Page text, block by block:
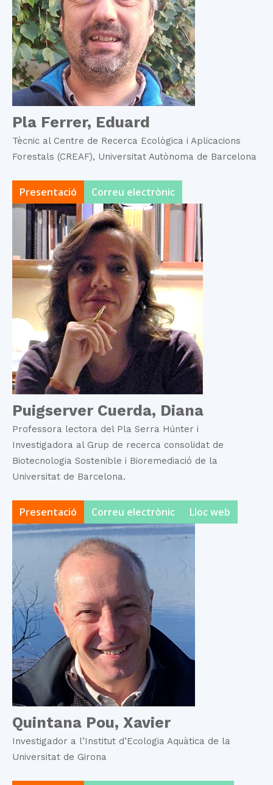
Pla Ferrer, Eduard
Tècnic al Centre de Recerca Ecològica i Aplicacions
Forestals (CREAF), Universitat Autònoma de Barcelona
Presentació Correu electrònic
Puigserver Cuerda, Diana
Professora lectora del Pla Serra Húnter i
Investigadora al Grup de recerca consolidat de
Biotecnologia Sostenible i Bioremediació de la
Universitat de Barcelona.
Presentació Correu electrònic Lloc web
Quintana Pou, Xavier
Investigador a l’Institut d’Ecologia Aquàtica de la
Universitat de Girona